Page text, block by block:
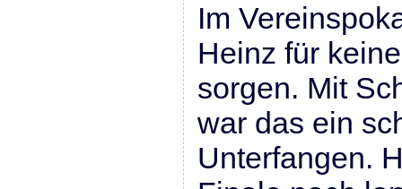
Im
Heinz für
sorgen. Mit
war das ein
Unterfangen.